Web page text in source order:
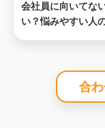
会社員に向いてな
い？悩みやすい人
合